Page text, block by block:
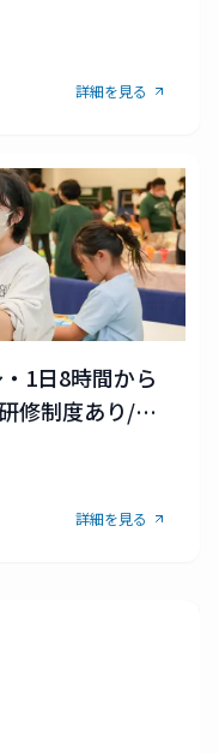
詳細を見る
1日8時間から
修制度あり/マ
詳細を見る